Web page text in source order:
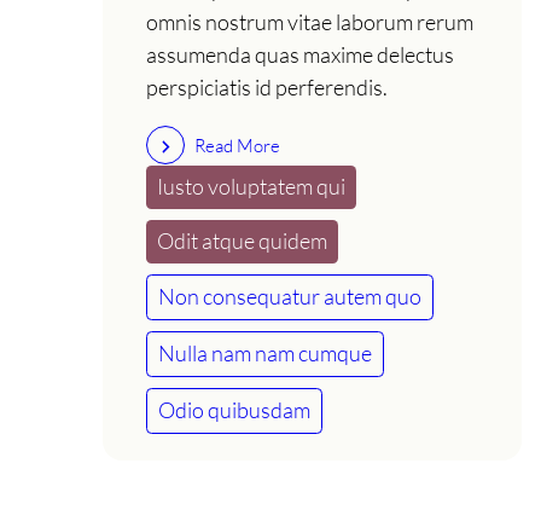
omnis nostrum vitae laborum rerum
assumenda quas maxime delectus
perspiciatis id perferendis.
Read More
Iusto voluptatem qui
Odit atque quidem
Non consequatur autem quo
Nulla nam nam cumque
Odio quibusdam